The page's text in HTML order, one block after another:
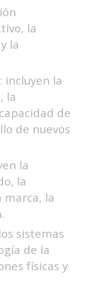
la
la
incluyen la
la
de
de nuevos
la
la
marca, la
sistemas
de la
físicas y